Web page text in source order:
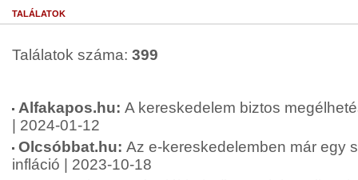
TALÁLATOK
Találatok száma: 399
Alfakapos.hu: A kereskedelem biztos
| 2024-01-12
Olcsóbbat.hu: Az e-kereskedelemben már egy
infláció | 2023-10-18